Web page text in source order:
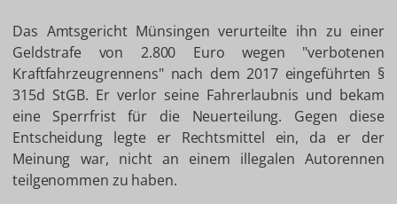
Das Amtsgericht Münsingen verurteilte ihn zu einer
Geldstrafe von 2.800 Euro wegen "verbotenen
Kraftfahrzeugrennens" nach dem 2017 eingeführten §
315d StGB. Er verlor seine Fahrerlaubnis und bekam
eine Sperrfrist für die Neuerteilung. Gegen diese
Entscheidung legte er Rechtsmittel ein, da er der
Meinung war, nicht an einem illegalen Autorennen
teilgenommen zu haben.